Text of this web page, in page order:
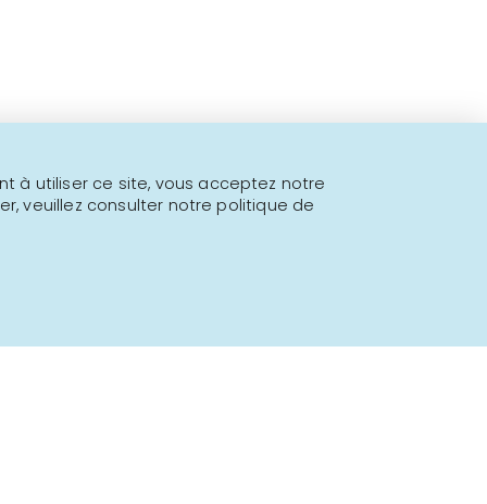
à utiliser ce site, vous acceptez notre
veuillez consulter notre politique de